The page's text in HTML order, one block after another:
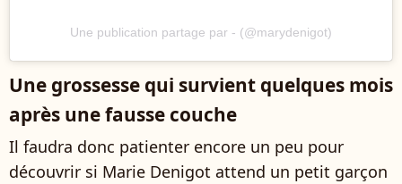
Une publication partage par - (@marydenigot)
Une grossesse qui survient quelques mois
après une fausse couche
Il faudra donc patienter encore un peu pour
découvrir si Marie Denigot attend un petit garçon